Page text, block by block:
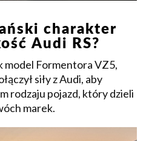
charakter
Audi RS?
model Formentora VZ5,
siły z Audi, aby
rodzaju pojazd, który dzieli
marek.